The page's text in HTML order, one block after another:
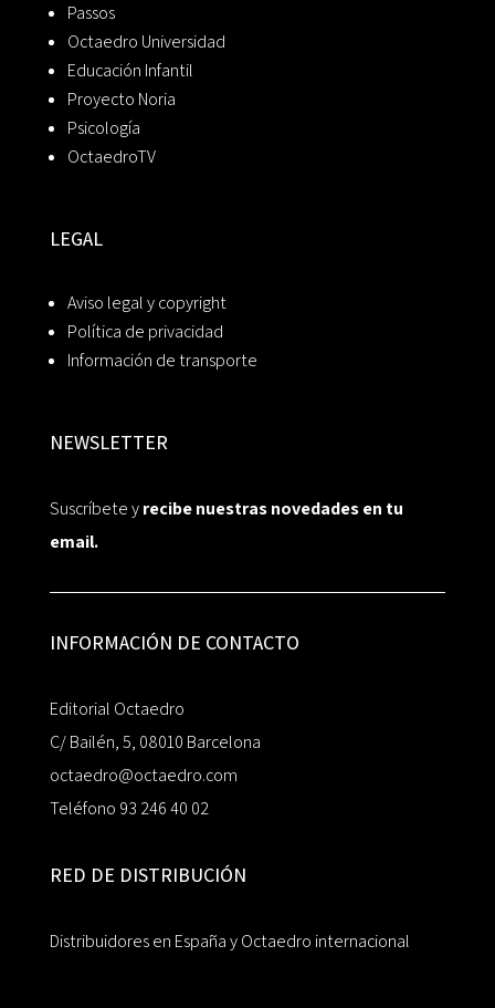
Passos
Octaedro Universidad
Educación Infantil
Proyecto Noria
Psicología
OctaedroTV
LEGAL
Aviso legal y copyright
Política de privacidad
Información de transporte
NEWSLETTER
Suscríbete yrecibe nuestras novedades en tu
email.
INFORMACIÓN DE CONTACTO
Editorial Octaedro
C/ Bailén, 5, 08010 Barcelona
octaedro@octaedro.com
Teléfono 93 246 40 02
RED DE DISTRIBUCIÓN
Distribuidores en España y Octaedro internacional